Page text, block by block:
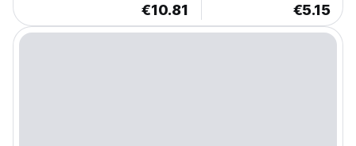
€10.81 €5.15